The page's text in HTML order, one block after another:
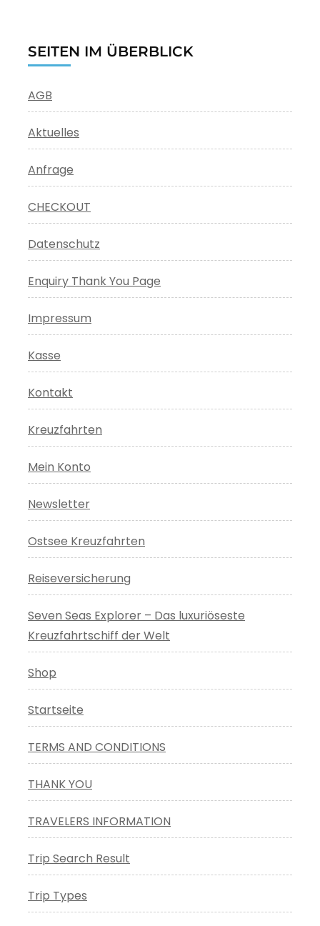
SEITEN IM ÜBERBLICK
AGB
Aktuelles
Anfrage
CHECKOUT
Datenschutz
Enquiry Thank You Page
Impressum
Kasse
Kontakt
Kreuzfahrten
Mein Konto
Newsletter
Ostsee Kreuzfahrten
Reiseversicherung
Seven Seas Explorer – Das luxuriöseste
Kreuzfahrtschiff der Welt
Shop
Startseite
TERMS AND CONDITIONS
THANK YOU
TRAVELERS INFORMATION
Trip Search Result
Trip Types